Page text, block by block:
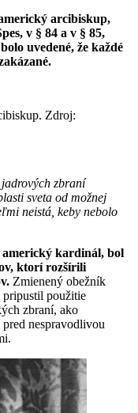
arcibiskup,
v § 84 a v § 85,
uvedené, že každé
Zdroj:
zbraní
sveta od možnej
neistá, keby nebolo
americký kardinál, bol
ktorí rozšírili
Zmienený obežník
pripustil použitie
zbraní, ako
nespravodlivou